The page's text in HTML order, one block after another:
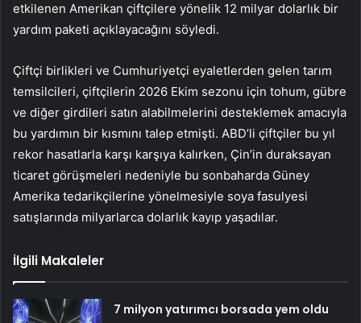
etkilenen Amerikan çiftçilere yönelik 12 milyar dolarlık bir
yardım paketi açıklayacağını söyledi.
Çiftçi birlikleri ve Cumhuriyetçi eyaletlerden gelen tarım
temsilcileri, çiftçilerin 2026 Ekim sezonu için tohum, gübre
ve diğer girdileri satın alabilmelerini desteklemek amacıyla
bu yardımın bir kısmını talep etmişti. ABD’li çiftçiler bu yıl
rekor hasatlarla karşı karşıya kalırken, Çin’in duraksayan
ticaret görüşmeleri nedeniyle bu sonbaharda Güney
Amerika tedarikçilerine yönelmesiyle soya fasulyesi
satışlarında milyarlarca dolarlık kayıp yaşadılar.
İlgili Makaleler
7 milyon yatırımcı borsada yem oldu